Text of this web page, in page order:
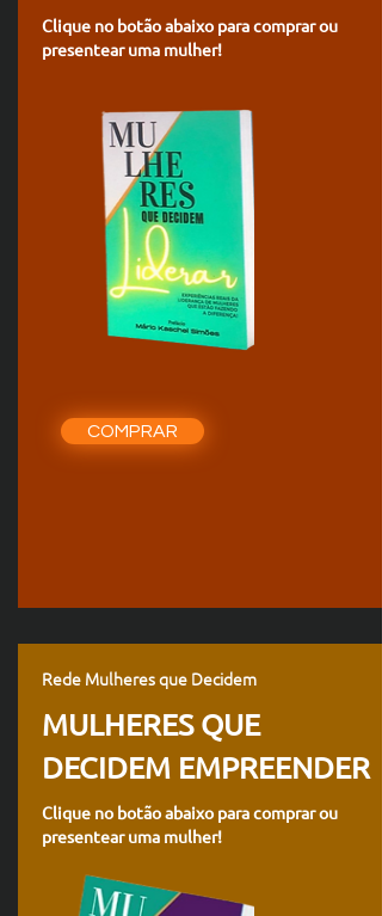
Clique no botão abaixo para comprar ou
presentear uma mulher!
COMPRAR
Rede Mulheres que Decidem
MULHERES QUE
DECIDEM EMPREENDER
Clique no botão abaixo para comprar ou
presentear uma mulher!